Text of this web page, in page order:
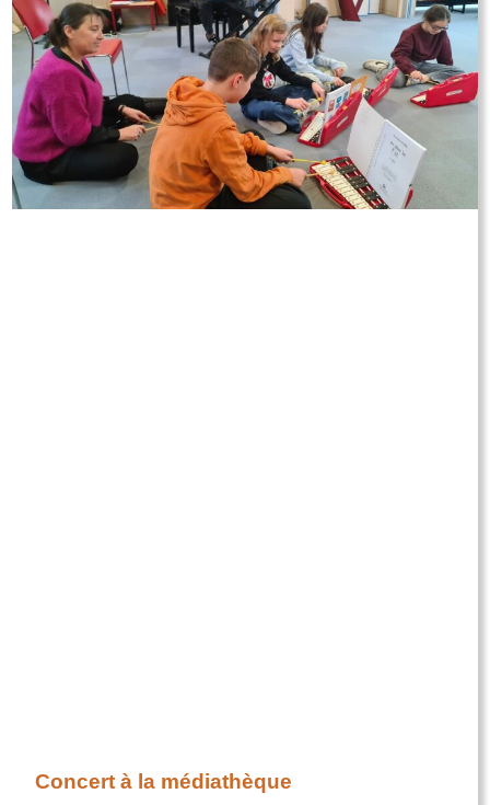
Concert à la médiathèque